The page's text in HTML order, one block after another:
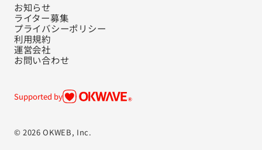
お知らせ
ライター募集
プライバシーポリシー
利用規約
運営会社
お問い合わせ
Supported by
© 2026 OKWEB, Inc.